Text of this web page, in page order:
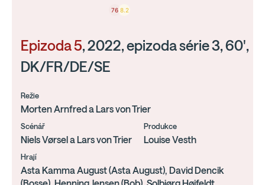
76 8.2
Epizoda 5, 2022, epizoda série 3, 60',
DK/FR/DE/SE
Režie
Morten Arnfred a Lars von Trier
Scénář
Niels Vørsel a Lars von Trier
Produkce
Louise Vesth
Hrají
Asta Kamma August (Asta August), David Dencik